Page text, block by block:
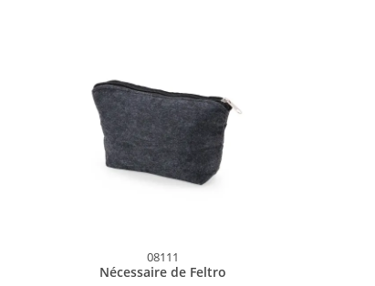
08111
Nécessaire de Feltro